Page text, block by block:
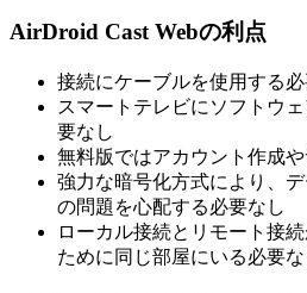
AirDroid Cast Webの利点
接続にケーブルを使用する必
スマートテレビにソフトウ
要なし
無料版ではアカウント作成
強力な暗号化方式により、
の問題を心配する必要なし
ローカル接続とリモート接
ために同じ部屋にいる必要な